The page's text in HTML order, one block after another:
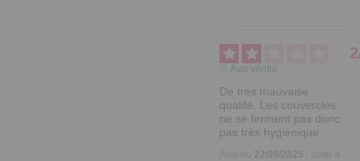
2
Avis vérifié
De très mauvaise
qualité. Les couvercles
ne se ferment pas donc
pas très hygiénique
22/09/2025